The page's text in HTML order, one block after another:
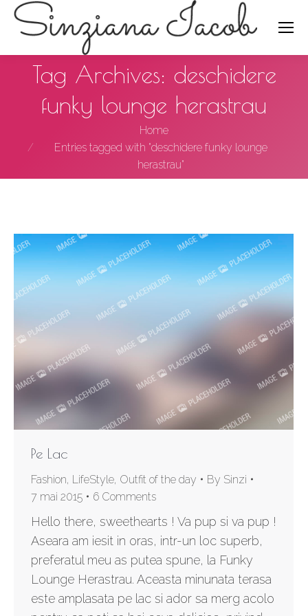
Search:
Tag Archives: deschidere
funky lounge herastrau
Home
Entries tagged with "deschidere funky lounge
herastrau"
Pe Lac
Fashion, LifeStyle, Outfit of the day By Sinzi
7 mai 2015
6 Comments
Hello there, sweethearts ! Va pup si va pup !
Aseara am iesit in oras, intr-un loc superb,
preferatul meu as putea spune, la Funky
Lounge Herastrau. Aceasta minunata terasa
este amplasata pe lac si ador sa merg acolo